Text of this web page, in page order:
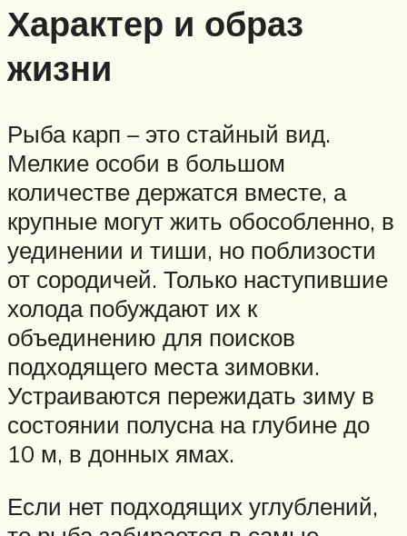
Характер и образ
жизни
Рыба карп – это стайный вид.
Мелкие особи в большом
количестве держатся вместе, а
крупные могут жить обособленно, в
уединении и тиши, но поблизости
от сородичей. Только наступившие
холода побуждают их к
объединению для поисков
подходящего места зимовки.
Устраиваются пережидать зиму в
состоянии полусна на глубине до
10 м, в донных ямах.
Если нет подходящих углублений,